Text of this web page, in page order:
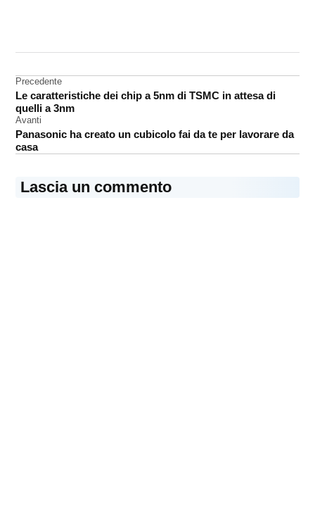
Navigazione
articoli
Precedente
Le caratteristiche dei chip a 5nm di TSMC in attesa di
quelli a 3nm
Avanti
Panasonic ha creato un cubicolo fai da te per lavorare da
casa
Lascia un commento